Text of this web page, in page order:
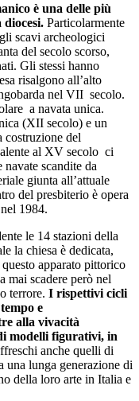
è una delle più
diocesi. Particolarmente
scavi archeologici
del secolo scorso,
Gli stessi hanno
risalgono all’alto
nel VII secolo.
a navata unica.
(XII secolo) e un
costruzione del
al XV secolo ci
navate scandite da
giunta all’attuale
del presbiterio è opera
1984.
le 14 stazioni della
la chiesa è dedicata,
apparato pittorico
mai scadere però nel
terrore. I rispettivi cicli
e
alla vivacità
modelli figurativi, in
anche quelli di
una lunga generazione di
della loro arte in Italia e